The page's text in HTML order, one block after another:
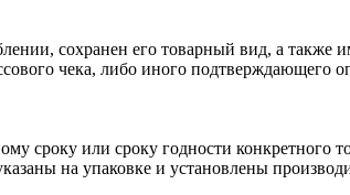
сохранен его товарный вид, а также
чека, либо иного подтверждающего
сроку или сроку годности конкретного
на упаковке и установлены